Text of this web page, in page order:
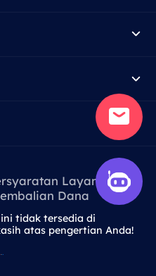
Layanan
Dana
tidak tersedia di
atas pengertian Anda!